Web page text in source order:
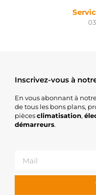
Inscrivez-vous à
En vous abonnant à
de tous les bons plans,
piècesclimatisation,
démarreurs.